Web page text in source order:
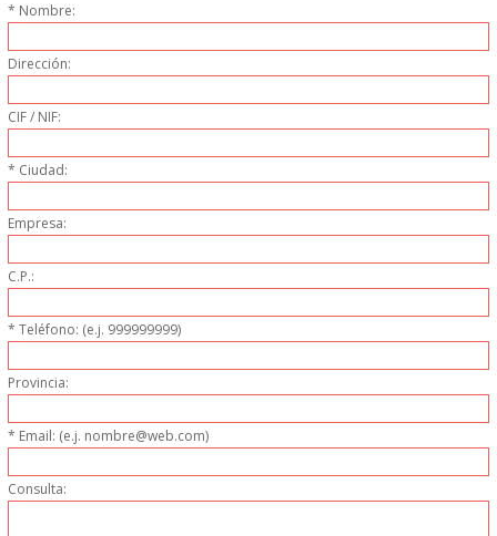
MAQUINARIA DE LIMPIEZA
MENAJE DE COCINA
PAPEL Y PRODUCTOS UNIUSO
VAJILLA
CUCHILLOS DE COCINA
OUTLET
* Nombre:
Dirección:
CIF / NIF:
* Ciudad:
Empresa:
C.P.:
* Teléfono: (e.j. 999999999)
Provincia:
* Email: (e.j. nombre@web.com)
Consulta: